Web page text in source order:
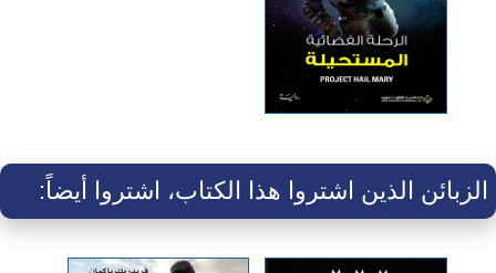
الزبائن الذين اشتروا هذا الكتاب، اشتروا أيضاً: